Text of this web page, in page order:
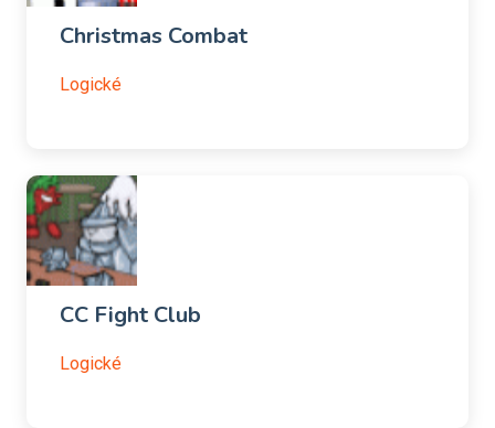
Christmas Combat
Logické
CC Fight Club
Logické